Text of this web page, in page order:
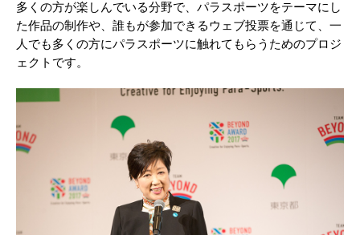
多くの方が楽しんでいる分野で、パラスポーツをテーマにし
た作品の制作や、誰もが参加できるウェブ投票を通じて、一
人でも多くの方にパラスポーツに触れてもらうためのプロジ
ェクトです。